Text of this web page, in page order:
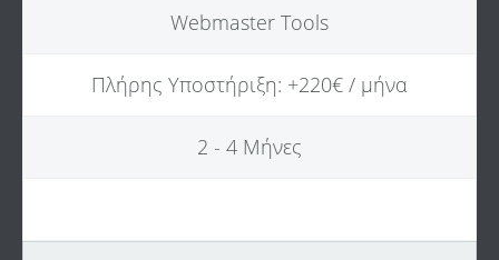
Webmaster Tools
Πλήρης Υποστήριξη: +220€ / μήνα
2 - 4 Μήνες